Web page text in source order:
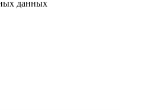
данных